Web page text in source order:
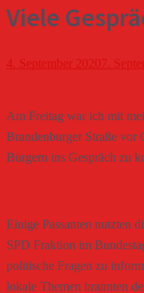
Viele
4. September 20207.
Am Freitag war ich mit
Brandenburger Straße vor
Bürgern ins Gespräch zu
Einige Passanten nutzten
SPD Fraktion im
politische Fragen zu
lokale Themen brannten